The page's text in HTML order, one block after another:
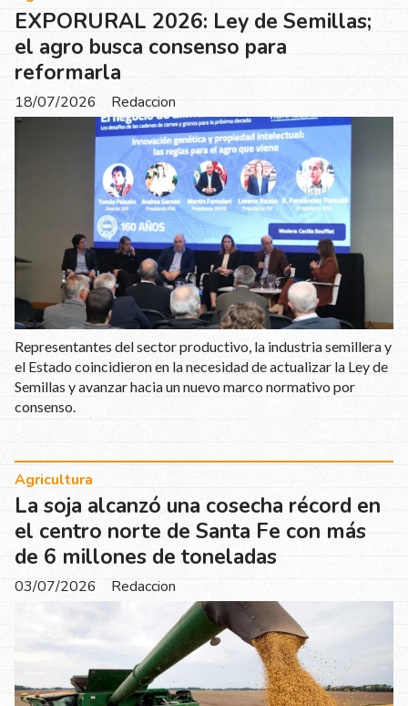
EXPORURAL 2026: Ley de Semillas;
el agro busca consenso para
reformarla
Redaccion
18/07/2026
Representantes del sector productivo, la industria semillera y
el Estado coincidieron en la necesidad de actualizar la Ley de
Semillas y avanzar hacia un nuevo marco normativo por
consenso.
La soja alcanzó una cosecha récord en
el centro norte de Santa Fe con más
de 6 millones de toneladas
Redaccion
Agricultura
03/07/2026